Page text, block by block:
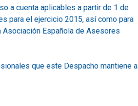
a cuenta aplicables a partir de 1 de
para el ejercicio 2015, así como para
Española de Asesores
que este Despacho mantiene a